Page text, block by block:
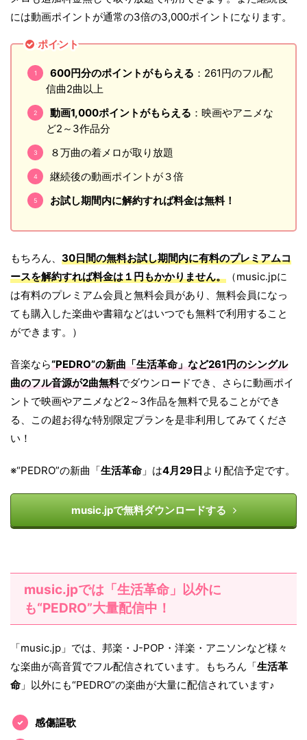
には動画ポイントが通常の3倍の3,000ポイントになります。
ポイント
600円分のポイントがもらえる ：261円のフル配
信曲2曲以上
動画1,000ポイントがもらえる ：映画やアニメな
ど2～3作品分
８万曲の着メロが取り放題
継続後の動画ポイントが３倍
お試し期間内に解約すれば料金は無料！
もちろん、 30日間の無料お試し期間内に有料のプレミアムコ
ースを解約すれば料金は１円もかかりません。 （music.jpに
は有料のプレミアム会員と無料会員があり、無料会員になっ
ても購入した楽曲や書籍などはいつでも無料で利用すること
ができます。）
音楽なら“PEDRO”の新曲「生活革命」など261円のシングル
曲のフル音源が2曲無料でダウンロードでき、さらに動画ポイ
ントで映画やアニメなど2～3作品を無料で見ることができ
る、この超お得な特別限定プランを是非利用してみてくださ
い！
※“PEDRO”の新曲「生活革命 」は4月29日 より配信予定です。
music.jpで無料ダウンロードする
music.jpでは「生活革命」以外に
も“PEDRO”大量配信中！
「music.jp」では、邦楽・J-POP・洋楽・アニソンなど様々
な楽曲が高音質でフル配信されています。もちろん「生活革
命 」以外にも“PEDRO”の楽曲が大量に配信されています♪
感傷謳歌